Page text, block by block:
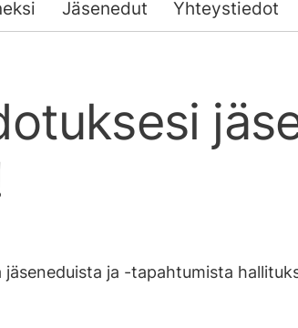
Jäsenedut Yhteystiedot
ja -tapahtumista